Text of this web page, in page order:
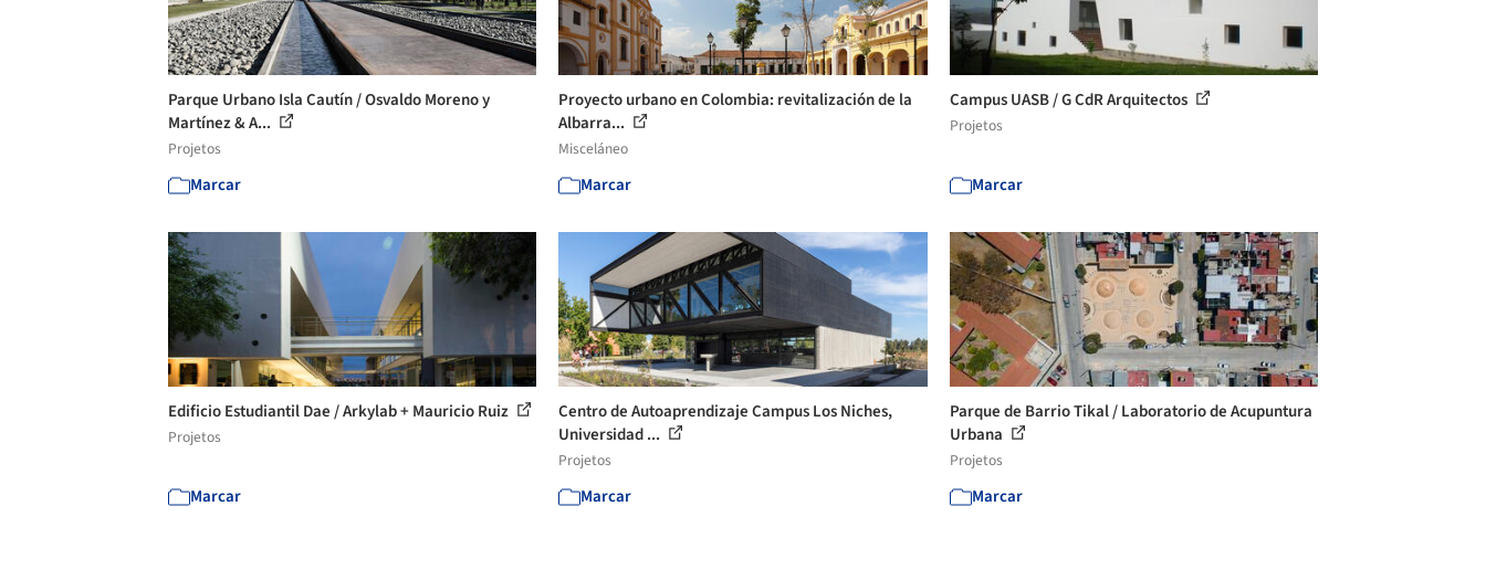
Parque Urbano Isla Cautín / Osvaldo Moreno y
Martínez & A...
Projetos
Marcar
Proyecto urbano en Colombia: revitalización de la
Albarra...
Misceláneo
Marcar
Campus UASB / G CdR Arquitectos
Projetos
Marcar
Edificio Estudiantil Dae / Arkylab + Mauricio Ruiz
Projetos
Marcar
Centro de Autoaprendizaje Campus Los Niches,
Universidad ...
Projetos
Marcar
Parque de Barrio Tikal / Laboratorio de Acupuntura
Urbana
Projetos
Marcar